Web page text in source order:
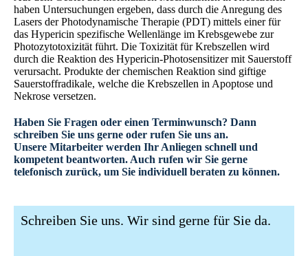
haben Untersuchungen ergeben, dass durch die Anregung des
Lasers der Photodynamische Therapie (PDT) mittels einer für
das Hypericin spezifische Wellenlänge im Krebsgewebe zur
Photozytotoxizität führt. Die Toxizität für Krebszellen wird
durch die Reaktion des Hypericin-Photosensitizer mit Sauerstoff
verursacht. Produkte der chemischen Reaktion sind giftige
Sauerstoffradikale, welche die Krebszellen in Apoptose und
Nekrose versetzen.
Haben Sie Fragen oder einen Terminwunsch? Dann
schreiben Sie uns gerne oder rufen Sie uns an.
Unsere Mitarbeiter werden Ihr Anliegen schnell und
kompetent beantworten. Auch rufen wir Sie gerne
telefonisch zurück, um Sie individuell beraten zu können.
Schreiben Sie uns. Wir sind gerne für Sie da.